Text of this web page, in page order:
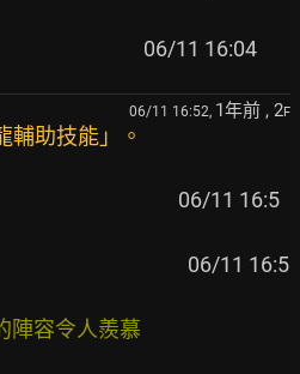
喜
06/11 16:52, 1年前 , 2F
輔助技能」。
！
06/11 16:5
喜
06/11 16:5